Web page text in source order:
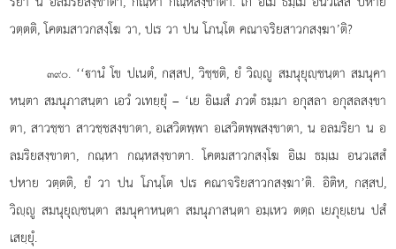
วตฺตติ, โคตมสาวกสงฺโฆ วา, ปเร วา ปน โภนฺโต คณาจริยสาวกสงฺฆา’ติ?
๓๙๐. ‘‘านํ โข ปเนตํ, กสฺสป, วิชฺชติ, ยํ วิฺู สมนุยุฺชนฺตา สมนุคา
หนฺตา สมนุภาสนฺตา เอวํ วเทยฺยุํ – ‘เย อิเมสํ ภวตํ ธมฺมา อกุสลา อกุสลสงฺขา
ตา, สาวชฺชา สาวชฺชสงฺขาตา, อเสวิตพฺพา อเสวิตพฺพสงฺขาตา, น อลมริยา น อ
ลมริยสงฺขาตา, กณฺหา กณฺหสงฺขาตา. โคตมสาวกสงฺโฆ อิเม ธมฺเม อนวเสสํ
ปหาย วตฺตติ, ยํ วา ปน โภนฺโต ปเร คณาจริยสาวกสงฺฆา’ติ. อิติห, กสฺสป,
วิฺู สมนุยุฺชนฺตา สมนุคาหนฺตา สมนุภาสนฺตา อมฺเหว ตตฺถ เยภุยฺเยน ปสํ
เสยฺยุํ.